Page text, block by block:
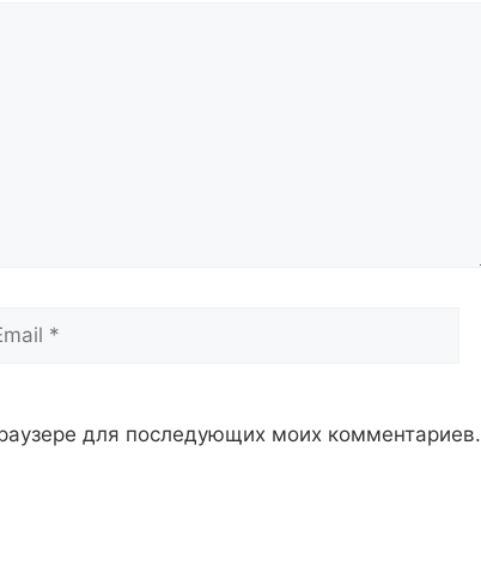
для последующих моих комментариев.